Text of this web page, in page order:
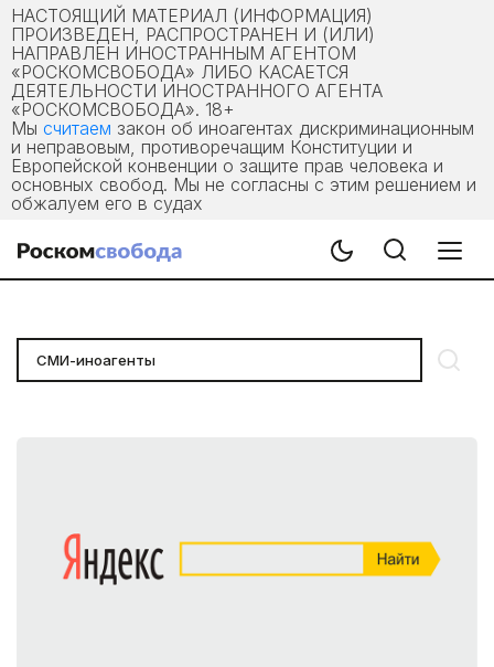
НАСТОЯЩИЙ МАТЕРИАЛ (ИНФОРМАЦИЯ)
ПРОИЗВЕДЕН, РАСПРОСТРАНЕН И (ИЛИ)
НАПРАВЛЕН ИНОСТРАННЫМ АГЕНТОМ
«РОСКОМСВОБОДА» ЛИБО КАСАЕТСЯ
ДЕЯТЕЛЬНОСТИ ИНОСТРАННОГО АГЕНТА
«РОСКОМСВОБОДА». 18+
Мы считаем закон об иноагентах дискриминационным
и неправовым, противоречащим Конституции и
Европейской конвенции о защите прав человека и
основных свобод. Мы не согласны с этим решением и
обжалуем его в судах